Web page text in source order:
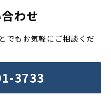
わせ
でもお気軽にご相談くだ
3733